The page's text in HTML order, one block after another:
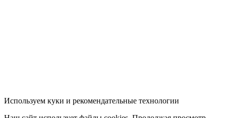
Используем куки и рекомендательные технологии